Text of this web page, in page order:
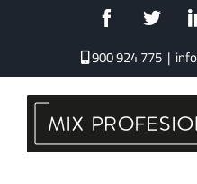
Facebook
900 924 775 |